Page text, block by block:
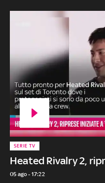
Heated Rivalry 2,
SERIE TV
05 ago - 17:22